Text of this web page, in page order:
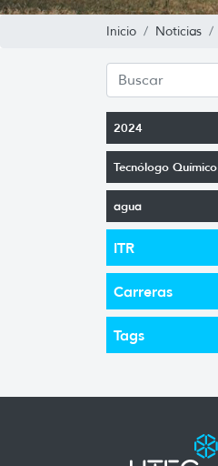
Inicio Noticias
2024
Tecnólogo Químico
agua
ITR
Carreras
Tags